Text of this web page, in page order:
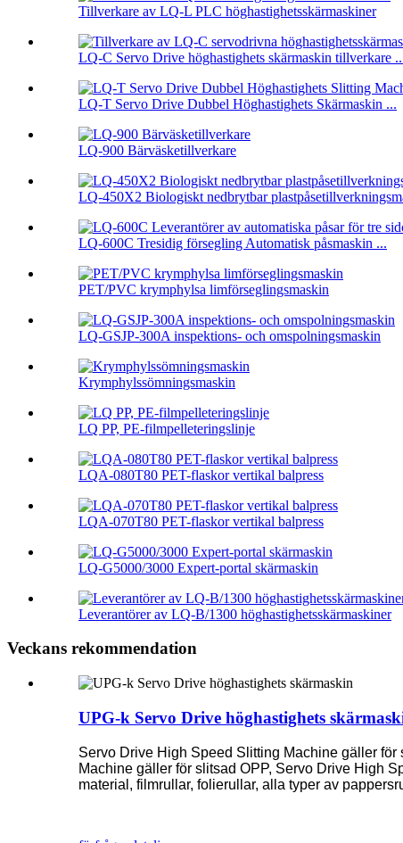
Tillverkare av LQ-L PLC höghastighetsskärmaskiner
LQ-C Servo Drive höghastighets skärmaskin tillverkare
LQ-T Servo Drive Dubbel Höghastighets Skärmaskin ...
LQ-900 Bärväsketillverkare
LQ-450X2 Biologiskt nedbrytbar
LQ-600C Tresidig försegling Automatisk påsmaskin ...
PET/PVC krymphylsa limförseglingsmaskin
LQ-GSJP-300A inspektions- och omspolningsmaskin
Krymphylssömningsmaskin
LQ PP, PE-filmpelleteringslinje
LQA-080T80 PET-flaskor vertikal balpress
LQA-070T80 PET-flaskor vertikal balpress
LQ-G5000/3000 Expert-portal skärmaskin
Leverantörer av LQ-B/1300 höghastighetsskärmaskiner
Veckans rekommendation
UPG-k Servo Drive höghastighets
Servo Drive High Speed ​​Slitting Machine gäller
Machine gäller för slitsad OPP, Servo Drive High
material, filmrullar, folierullar, alla typer av